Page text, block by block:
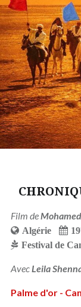
Film de
Algérie
Festival de
Avec Leila
Palme d'or -